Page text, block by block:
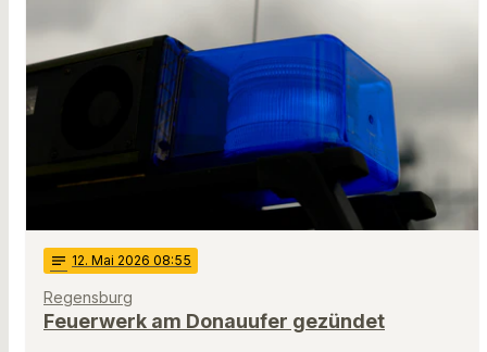
notes 12. Mai 2026 08:55
Regensburg
Feuerwerk am Donauufer gezündet